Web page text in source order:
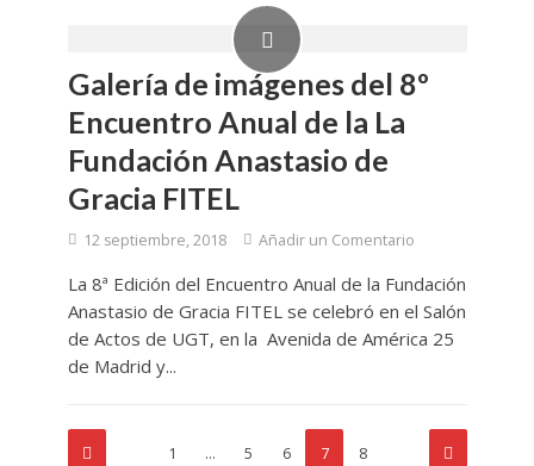
Galería de imágenes del 8º
Encuentro Anual de la La
Fundación Anastasio de
Gracia FITEL
12 septiembre, 2018 Añadir un Comentario
La 8ª Edición del Encuentro Anual de la Fundación
Anastasio de Gracia FITEL se celebró en el Salón
de Actos de UGT, en la Avenida de América 25
de Madrid y...
1 … 5 6 7 8